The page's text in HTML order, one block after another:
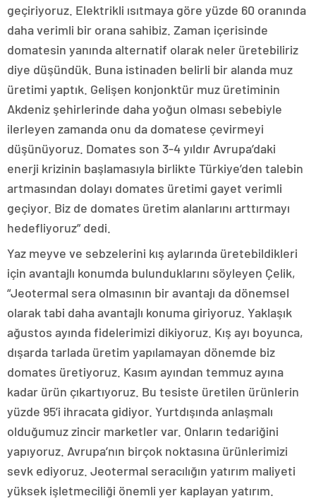
geçiriyoruz. Elektrikli ısıtmaya göre yüzde 60 oranında
daha verimli bir orana sahibiz. Zaman içerisinde
domatesin yanında alternatif olarak neler üretebiliriz
diye düşündük. Buna istinaden belirli bir alanda muz
üretimi yaptık. Gelişen konjonktür muz üretiminin
Akdeniz şehirlerinde daha yoğun olması sebebiyle
ilerleyen zamanda onu da domatese çevirmeyi
düşünüyoruz. Domates son 3-4 yıldır Avrupa’daki
enerji krizinin başlamasıyla birlikte Türkiye’den talebin
artmasından dolayı domates üretimi gayet verimli
geçiyor. Biz de domates üretim alanlarını arttırmayı
hedefliyoruz” dedi.
Yaz meyve ve sebzelerini kış aylarında üretebildikleri
için avantajlı konumda bulunduklarını söyleyen Çelik,
“Jeotermal sera olmasının bir avantajı da dönemsel
olarak tabi daha avantajlı konuma giriyoruz. Yaklaşık
ağustos ayında fidelerimizi dikiyoruz. Kış ayı boyunca,
dışarda tarlada üretim yapılamayan dönemde biz
domates üretiyoruz. Kasım ayından temmuz ayına
kadar ürün çıkartıyoruz. Bu tesiste üretilen ürünlerin
yüzde 95’i ihracata gidiyor. Yurtdışında anlaşmalı
olduğumuz zincir marketler var. Onların tedariğini
yapıyoruz. Avrupa’nın birçok noktasına ürünlerimizi
sevk ediyoruz. Jeotermal seracılığın yatırım maliyeti
yüksek işletmeciliği önemli yer kaplayan yatırım.